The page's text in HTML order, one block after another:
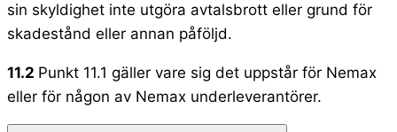
sin skyldighet inte utgöra avtalsbrott eller grund för
skadestånd eller annan påföljd.
11.2 Punkt 11.1 gäller vare sig det uppstår för Nemax
eller för någon av Nemax underleverantörer.